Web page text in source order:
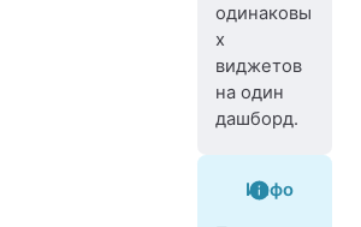
одинаковы
х
виджетов
на один
дашборд.
Инфо